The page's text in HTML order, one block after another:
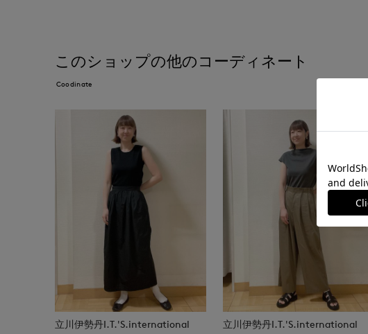
このショップの他のコーディネート
Coodinate
立川伊勢丹I.T.'S.international 立川伊勢丹I.T.'S.international